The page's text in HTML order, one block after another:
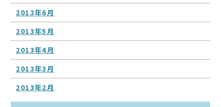
2013年6月
2013年5月
2013年4月
2013年3月
2013年2月